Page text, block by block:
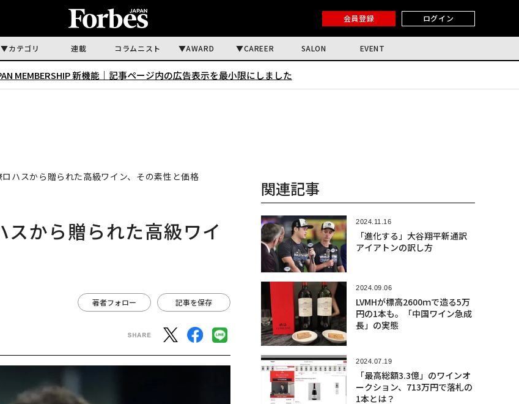
会員登録 ログイン
カテゴリ 連載 コラムニスト AWARD CAREER SALON EVENT
MEMBERSHIP 新機能｜ 記事ページ内の広告表示を最小限にしました
ハスから贈られた高級ワイン、その素性と価格
から贈られた高級ワイ
著者フォロー 記事を保存
関連記事
2024.11.16
「進化する」大谷翔平新通訳
アイアトンの訳し方
2024.09.06
LVMHが標高2600ｍで造る5万
円の1本も。「中国ワイン急成
長」の実態
2024.07.19
「最高総額3.3億」のワインオ
ークション、713万円で落札の
1本とは？